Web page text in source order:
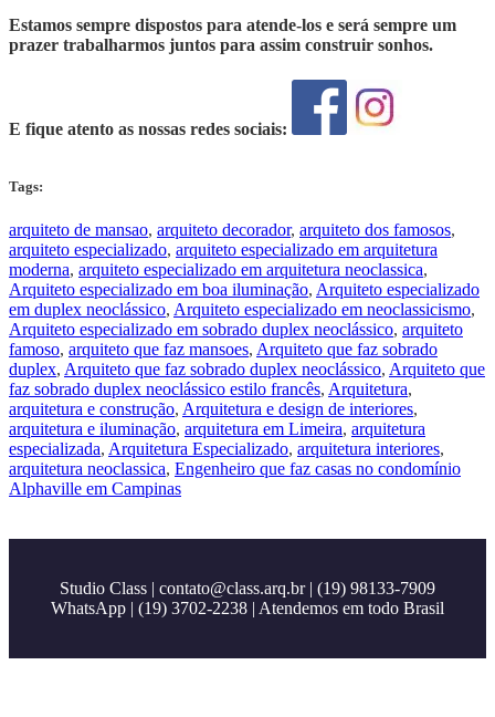
Estamos sempre dispostos para atende-los e será sempre um
prazer trabalharmos juntos para assim construir sonhos.
E fique atento as nossas redes sociais:
Tags:
arquiteto de mansao, arquiteto decorador, arquiteto dos famosos,
arquiteto especializado, arquiteto especializado em arquitetura
moderna, arquiteto especializado em arquitetura neoclassica,
Arquiteto especializado em boa iluminação, Arquiteto especializado
em duplex neoclássico, Arquiteto especializado em neoclassicismo,
Arquiteto especializado em sobrado duplex neoclássico, arquiteto
famoso, arquiteto que faz mansoes, Arquiteto que faz sobrado
duplex, Arquiteto que faz sobrado duplex neoclássico, Arquiteto que
faz sobrado duplex neoclássico estilo francês, Arquitetura,
arquitetura e construção, Arquitetura e design de interiores,
arquitetura e iluminação, arquitetura em Limeira, arquitetura
especializada, Arquitetura Especializado, arquitetura interiores,
arquitetura neoclassica, Engenheiro que faz casas no condomínio
Alphaville em Campinas
Studio Class | contato@class.arq.br| (19) 98133-7909
WhatsApp | (19) 3702-2238 | Atendemos em todo Brasil